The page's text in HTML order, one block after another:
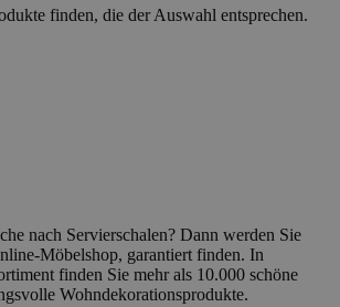
finden, die der Auswahl entsprechen.
nach Servierschalen? Dann werden Sie
Möbelshop, garantiert finden. In
finden Sie mehr als 10.000 schöne
Wohndekorationsprodukte.